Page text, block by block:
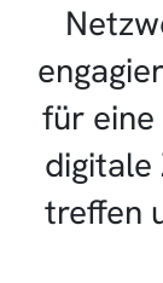
für
digitale
treffen